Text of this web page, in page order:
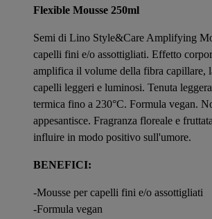
Flexible Mousse 250ml
Semi di Lino Style&Care Amplifying
capelli fini e/o assottigliati. Effetto
amplifica il volume della fibra capillare,
capelli leggeri e luminosi. Tenuta
termica fino a 230°C. Formula vegan.
appesantisce. Fragranza floreale e
influire in modo positivo sull'umore.
BENEFICI:
-Mousse per capelli fini e/o assottigliati
-Formula vegan